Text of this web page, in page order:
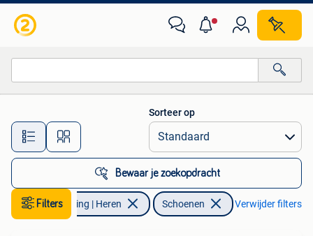
Alle afstanden…
Sorteer op
Bewaar je zoekopdracht
FiltersKleding | Heren Schoenen Verwijder filters